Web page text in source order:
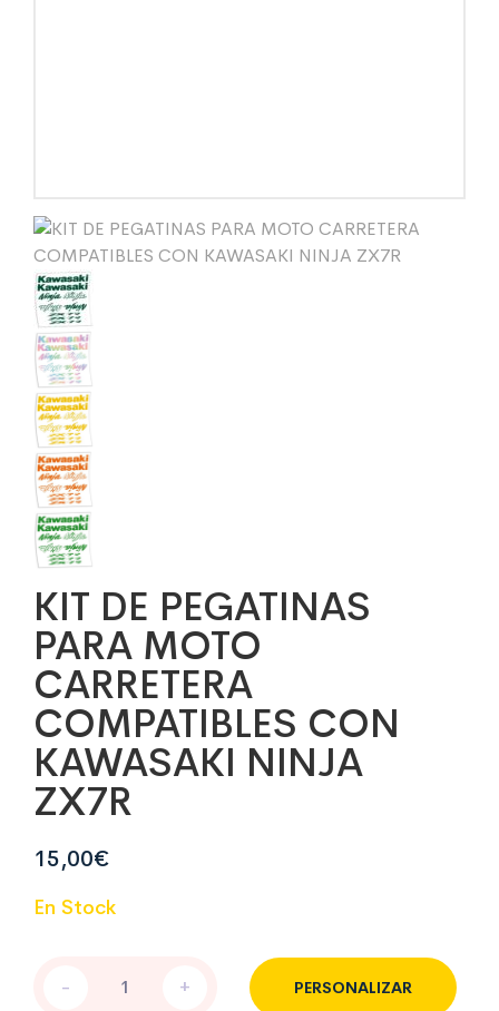
KIT DE PEGATINAS
PARA MOTO
CARRETERA
COMPATIBLES CON
KAWASAKI NINJA
ZX7R
15,00€
En Stock
- + PERSONALIZAR